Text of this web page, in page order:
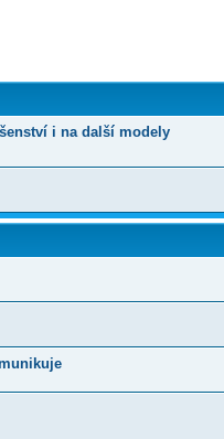
i na další modely